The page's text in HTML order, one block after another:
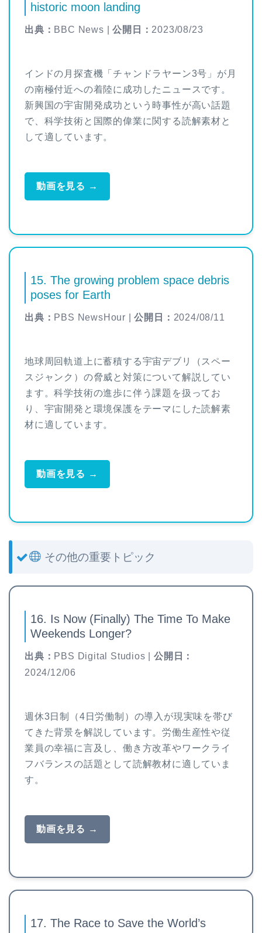
historic moon landing
出典： BBC News |公開日： 2023/08/23
インドの月探査機「チャンドラヤーン3号」が月
の南極付近への着陸に成功したニュースです。
新興国の宇宙開発成功という時事性が高い話題
で、科学技術と国際的偉業に関する読解素材と
して適しています。
動画を見る →
15. The growing problem space debris
poses for Earth
出典： PBS NewsHour |公開日： 2024/08/11
地球周回軌道上に蓄積する宇宙デブリ（スペー
スジャンク）の脅威と対策について解説してい
ます。科学技術の進歩に伴う課題を扱ってお
り、宇宙開発と環境保護をテーマにした読解素
材に適しています。
動画を見る →
その他の重要トピック
16. Is Now (Finally) The Time To Make
Weekends Longer?
出典： PBS Digital Studios |公開日：
2024/12/06
週休3日制（4日労働制）の導入が現実味を帯び
てきた背景を解説しています。労働生産性や従
業員の幸福に言及し、働き方改革やワークライ
フバランスの話題として読解教材に適していま
す。
動画を見る →
17. The Race to Save the World’s